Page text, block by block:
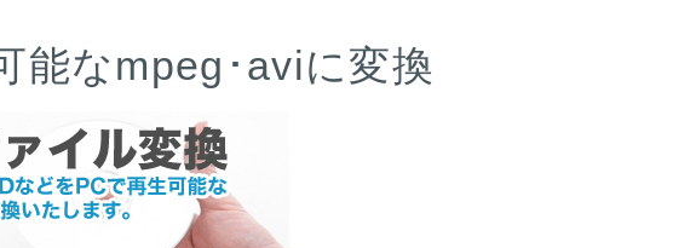
能なmpeg･aviに変換